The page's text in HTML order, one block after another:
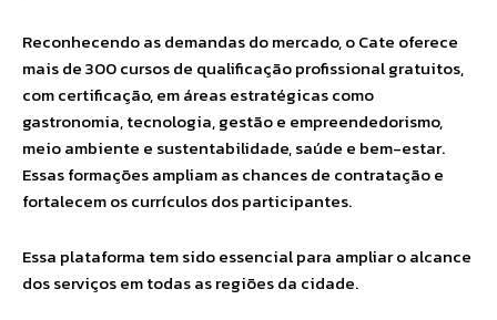
Reconhecendo as demandas do mercado, o Cate oferece
mais de 300 cursos de qualificação profissional gratuitos,
com certificação, em áreas estratégicas como
gastronomia, tecnologia, gestão e empreendedorismo,
meio ambiente e sustentabilidade, saúde e bem-estar.
Essas formações ampliam as chances de contratação e
fortalecem os currículos dos participantes.
Essa plataforma tem sido essencial para ampliar o alcance
dos serviços em todas as regiões da cidade.